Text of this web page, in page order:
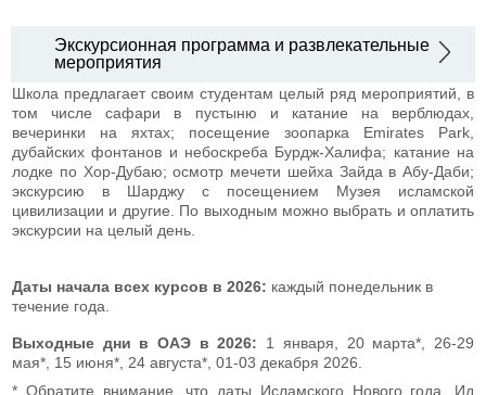
Экскурсионная программа и развлекательные
мероприятия
Школа предлагает своим студентам целый ряд мероприятий, в
том числе сафари в пустыню и катание на верблюдах,
вечеринки на яхтах; посещение зоопарка Emirates Park,
дубайских фонтанов и небоскреба Бурдж-Халифа; катание на
лодке по Хор-Дубаю; осмотр мечети шейха Зайда в Абу-Даби;
экскурсию в Шарджу с посещением Музея исламской
цивилизации и другие. По выходным можно выбрать и оплатить
экскурсии на целый день.
Даты начала всех курсов в 2026: каждый понедельник в
течение года.
Выходные дни в ОАЭ в 2026: 1 января, 20 марта*, 26-29
мая*, 15 июня*, 24 августа*, 01-03 декабря 2026.
* Обратите внимание, что даты Исламского Нового года, Ид